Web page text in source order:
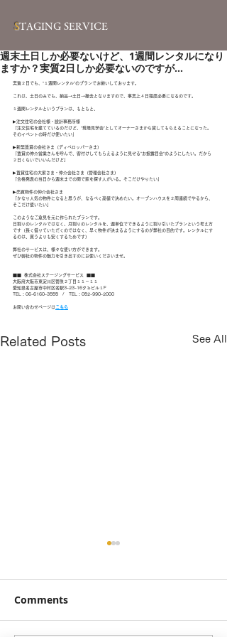
STAGING SERVICE
週末土日しか必要ないけど、1週間レンタルになり
ますか？実質2日しか必要ないのですが...
実質２日でも、“１週間レンタル”のプランでお願いしております。
これは、土日のみでも、納品→土日→撤去となりますので、事実上４日程度必要になるのです。
１週間レンタルというプランは、もともと、
▶注文住宅の会社様・設計事務所様
「注文住宅を建てているのだけど、“現場見学会”としてオーナーさまから貸してもらえることになった。
そのイベントの時だけ使いたい」
▶新築賃貸の会社さま（ディベロッパーさま）
「賃貸の仲介営業さんを呼んで、客付けしてもらえるように見せる”お披露目会”のようにしたい。だから
２日くらいでいいんだけど」
▶賃貸住宅の大家さま・仲介会社さま（管理会社さま）
「合格発表の当日から週末までの間で家を探す人がいる。そこだけやりたい」
▶売買物件の仲介会社さま
「かなり人気の物件になると思うが、なるべく高値で決めたい。オープンハウスを２周連続でやるから、
そこだけ使いたい」
このようなご意見を元に作られたプランです。
日割りのレンタルではなく、月割りのレンタルを、週単位でできるように割り引いたプランという考え方
です（長く借りていただくのではなく、早く物件が決まるようにするのが弊社の目的です。レンタルにす
るのは、買うよりも安くするためです）
弊社のサービスは、様々な使い方ができます。
ぜひ御社の物件の魅力を引き出すのにお使いくださいませ。
■■  株式会社ステージングサービス  ■■
大阪府大阪市東淀川区菅原２丁目１１－１１
愛知県名古屋市中村区名駅3-23-16タキビル１F
TEL：06-6160-3555　/　TEL：052-990-2000
お問い合わせページはこちら
Related Posts See All
変更可能です！ (株)ステージ
ングサービスは、なるべく早
Comments